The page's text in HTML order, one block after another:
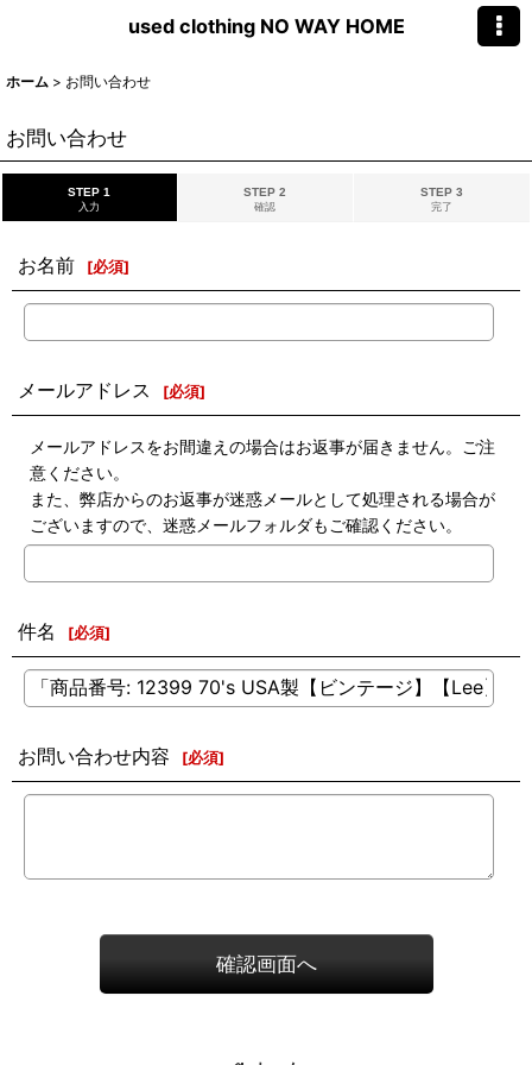
used clothing NO WAY HOME
ホーム > お問い合わせ
お問い合わせ
STEP 1
入力
STEP 2
確認
STEP 3
完了
お名前 [必須]
メールアドレス [必須]
メールアドレスをお間違えの場合はお返事が届きません。ご注
意ください。
また、弊店からのお返事が迷惑メールとして処理される場合が
ございますので、迷惑メールフォルダもご確認ください。
件名 [必須]
お問い合わせ内容 [必須]
確認画面へ